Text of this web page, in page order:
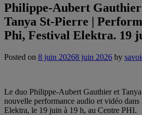
Philippe-Aubert Gauthier
Tanya St-Pierre |
Phi, Festival Elektra. 19
Posted on 8 juin 20268 juin 2026 by
Le duo Philippe-Aubert Gauthier et
nouvelle performance audio et vidéo dans
Elektra, le 19 juin à 19 h, au Centre PHI.